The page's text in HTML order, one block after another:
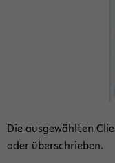
Die aus­ge­wähl­ten
oder über­schrie­ben.